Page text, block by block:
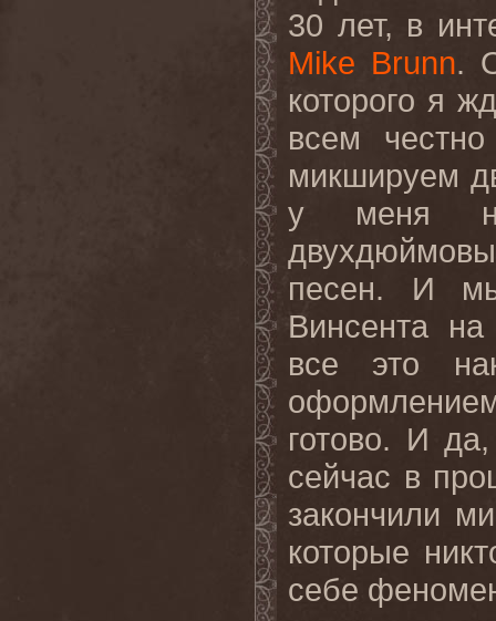
30 лет, в
Mike Brunn.
которого я
всем
микшируем
у меня
песен. И
Винсента
все это
готово. И
сейчас в
закончили
которые
себе